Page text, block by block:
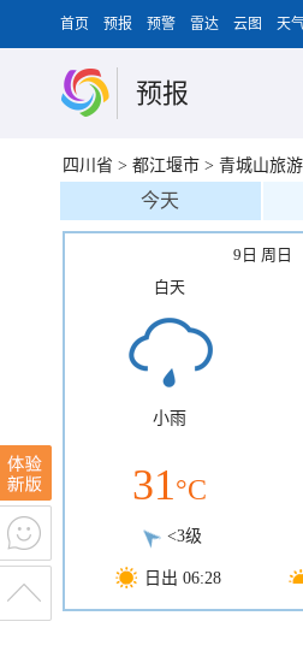
首页 预报 预警 雷达 云图 天
预报
四川省 > 都江堰市 > 青城山旅
今天
9日 周日
白天
小雨
31°C
<3级
日出 06:28